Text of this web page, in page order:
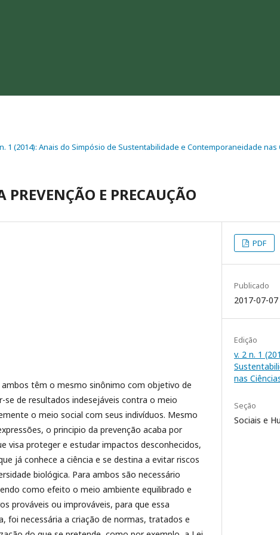
1 (2014): Anais do Simpósio de Sustentabilidade e Contemporaneidade nas
E PRECAUÇÃO
ambos têm o mesmo sinônimo com objetivo de
se de resultados indesejáveis contra o meio
o meio social com seus indivíduos. Mesmo
o principio da prevenção acaba por
visa proteger e estudar impactos desconhecidos,
já conhece a ciência e se destina a evitar riscos
biológica. Para ambos são necessário
como efeito o meio ambiente equilibrado e
prováveis ou improváveis, para que essa
foi necessária a criação de normas, tratados e
PDF
Publicado
2017-07-07
Edição
v. 2 n. 1
nas
Seção
Sociais e